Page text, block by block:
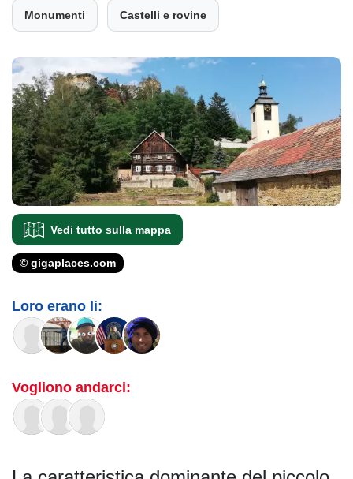
Monumenti Castelli e rovine
Vedi tutto sulla mappa
© gigaplaces.com
Loro erano li:
Vogliono andarci: